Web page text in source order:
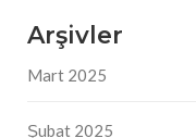
Arşivler
Mart 2025
Şubat 2025